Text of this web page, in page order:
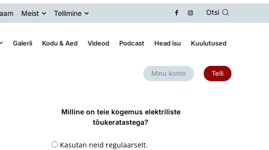
Meist Tellimine Otsi
Galerii Kodu & Aed Videod Podcast Head isu Kuulutused
Minu konto Telli
Milline on teie kogemus elektriliste
tõukeratastega?
Kasutan neid regulaarselt.